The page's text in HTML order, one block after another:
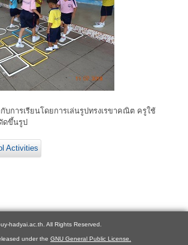
การเรียนโดยการเล่นรูปทรงเรขาคณิต ครูใช้
ดขึ้นรูป
Activities
hadyai.ac.th. All Rights Reserved.
under the GNU General Public License.